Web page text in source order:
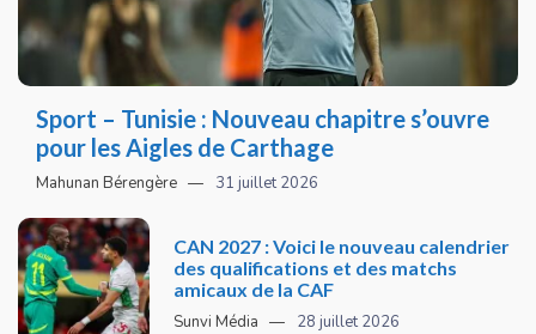
Sport – Tunisie : Nouveau chapitre s’ouvre
pour les Aigles de Carthage
Mahunan Bérengère 31 juillet 2026
CAN 2027 : Voici le nouveau calendrier
des qualifications et des matchs
amicaux de la CAF
Sunvi Média 28 juillet 2026